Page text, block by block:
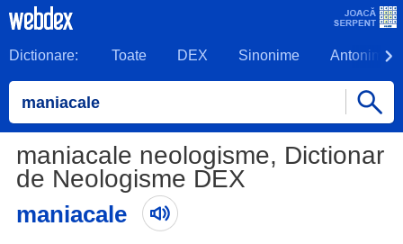
Dictionare: Toate DEX Sinonime Antonime
maniacale neologisme, Dictionar
de Neologisme DEX
maniacale